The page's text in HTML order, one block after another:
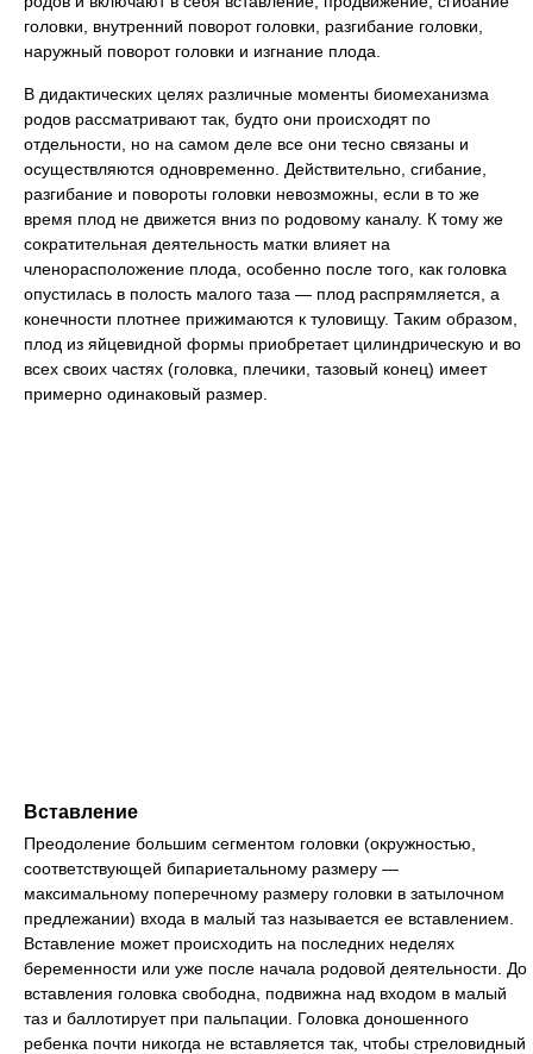
головки, внутренний поворот головки, разгибание головки,
наружный поворот головки и изгнание плода.
В дидактических целях различные моменты биомеханизма
родов рассматривают так, будто они происходят по
отдельности, но на самом деле все они тесно связаны и
осуществляются одновременно. Действительно, сгибание,
разгибание и повороты головки невозможны, если в то же
время плод не движется вниз по родовому каналу. К тому же
сократительная деятельность матки влияет на
членорасположение плода, особенно после того, как головка
опустилась в полость малого таза — плод распрямляется, а
конечности плотнее прижимаются к туловищу. Таким образом,
плод из яйцевидной формы приобретает цилиндрическую и во
всех своих частях (головка, плечики, тазовый конец) имеет
примерно одинаковый размер.
Вставление
Преодоление большим сегментом головки (окружностью,
соответствующей бипариетальному размеру —
максимальному поперечному размеру головки в затылочном
предлежании) входа в малый таз называется ее вставлением.
Вставление может происходить на последних неделях
беременности или уже после начала родовой деятельности. До
вставления головка свободна, подвижна над входом в малый
таз и баллотирует при пальпации. Головка доношенного
ребенка почти никогда не вставляется так, чтобы стреловидный